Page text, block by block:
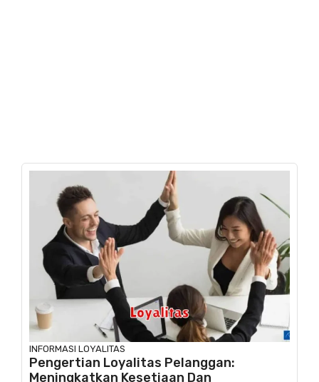
INFORMASI LOYALITAS
Pengertian Loyalitas Pelanggan:
Meningkatkan Kesetiaan Dan